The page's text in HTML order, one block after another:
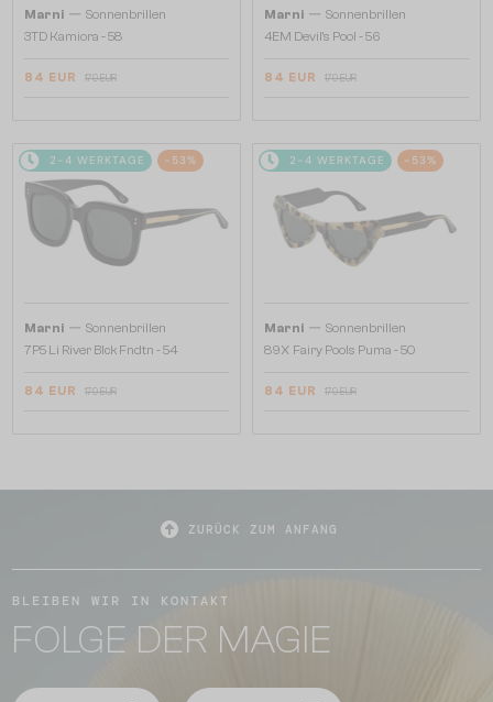
Marni — Sonnenbrillen
3TD Kamiora - 58
84 EUR 179 EUR
Marni — Sonnenbrillen
4EM Devil's Pool - 56
84 EUR 179 EUR
2-4 WERKTAGE -53%
Marni — Sonnenbrillen
7P5 Li River Blck Fndtn - 54
84 EUR 179 EUR
2-4 WERKTAGE -53%
Marni — Sonnenbrillen
89X Fairy Pools Puma - 50
84 EUR 179 EUR
ZURÜCK ZUM ANFANG
BLEIBEN WIR IN KONTAKT
FOLGE DER MAGIE